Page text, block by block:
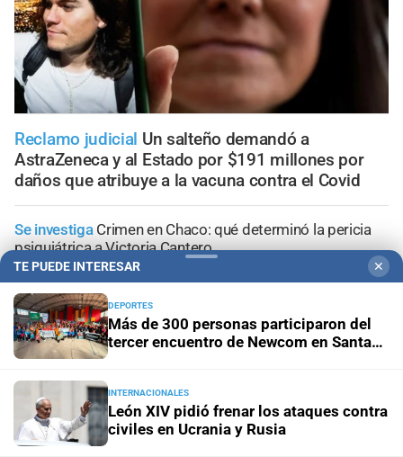
Reclamo judicial Un salteño demandó a
AstraZeneca y al Estado por $191 millones por
daños que atribuye a la vacuna contra el Covid
Se investiga Crimen en Chaco: qué determinó la pericia
psiquiátrica a Victoria Cantero
Inauguran sala
nuevo edificio Anexo de los Tribunales de Santa Fe
Tragedia en Bariloche
con sus padres al lago Nahuel Huapi
Tragedia vialCayó un auto desde un puente tras un
choque múltiple en Mendoza: hay un muerto y varios
TE PUEDE INTERESAR ✕
DEPORTES
Más de 300 personas participaron del
tercer encuentro de Newcom en Santa
INTERNACIONALES
León XIV pidió frenar los ataques contra
civiles en Ucrania y Rusia